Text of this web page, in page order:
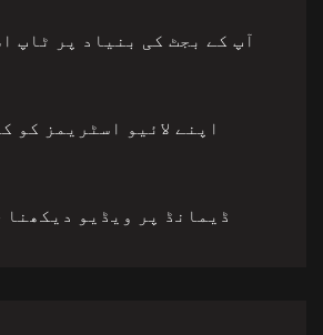
آپ کے بجٹ کی بنیاد پر ٹاپ
اپنے لائیو اسٹریمز کو
ڈیمانڈ پر ویڈیو دیکھنا